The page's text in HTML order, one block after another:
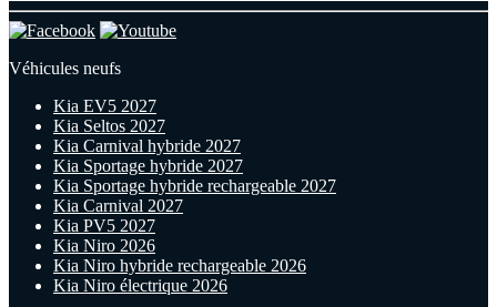
Véhicules neufs
Kia EV5 2027
Kia Seltos 2027
Kia Carnival hybride 2027
Kia Sportage hybride 2027
Kia Sportage hybride rechargeable 2027
Kia Carnival 2027
Kia PV5 2027
Kia Niro 2026
Kia Niro hybride rechargeable 2026
Kia Niro électrique 2026